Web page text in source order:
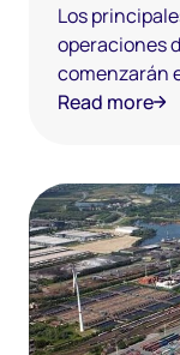
Los
operaciones
comenzarán
Hamburgo. El
Read more